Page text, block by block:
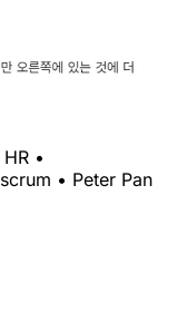
HR •
scrum • Peter Pan